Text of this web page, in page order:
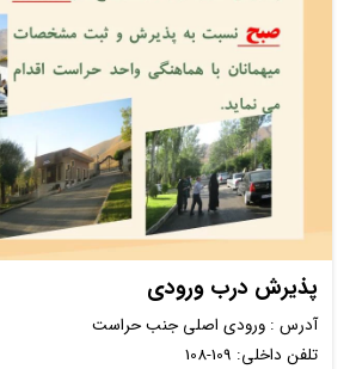
پذیرش درب ورودی
آدرس : ورودی اصلی جنب حراست
تلفن داخلی: 109-108